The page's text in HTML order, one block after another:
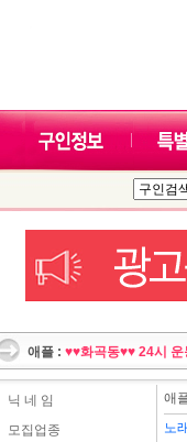
애플 : ♥♥화곡동♥♥ 24시
닉 네 임
모집업종
애
노